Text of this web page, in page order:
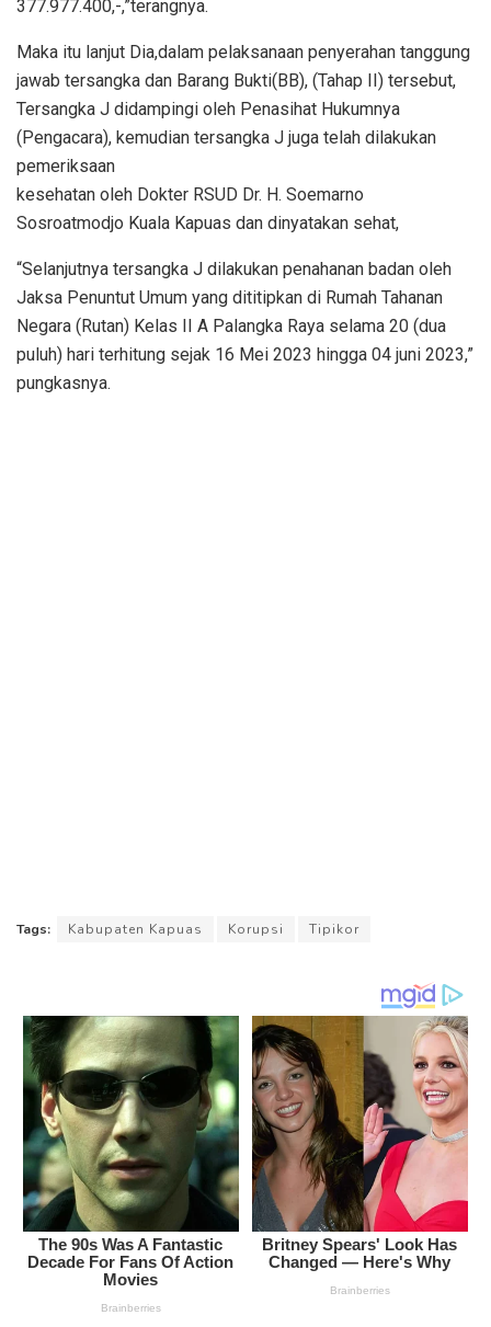
377.977.400,-,”terangnya.
Maka itu lanjut Dia,dalam pelaksanaan penyerahan tanggung
jawab tersangka dan Barang Bukti(BB), (Tahap II) tersebut,
Tersangka J didampingi oleh Penasihat Hukumnya
(Pengacara), kemudian tersangka J juga telah dilakukan
pemeriksaan
kesehatan oleh Dokter RSUD Dr. H. Soemarno
Sosroatmodjo Kuala Kapuas dan dinyatakan sehat,
“Selanjutnya tersangka J dilakukan penahanan badan oleh
Jaksa Penuntut Umum yang dititipkan di Rumah Tahanan
Negara (Rutan) Kelas II A Palangka Raya selama 20 (dua
puluh) hari terhitung sejak 16 Mei 2023 hingga 04 juni 2023,”
pungkasnya.
Tags: Kabupaten Kapuas Korupsi Tipikor